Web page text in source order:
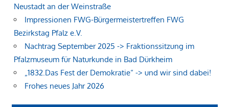
Neustadt an der Weinstraße
Impressionen FWG-Bürgermeistertreffen FWG
Bezirkstag Pfalz e.V.
Nachtrag September 2025 -> Fraktionssitzung im
Pfalzmuseum für Naturkunde in Bad Dürkheim
„1832.Das Fest der Demokratie“ -> und wir sind dabei!
Frohes neues Jahr 2026